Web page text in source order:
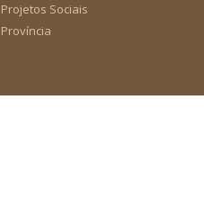
Projetos Sociais
Província